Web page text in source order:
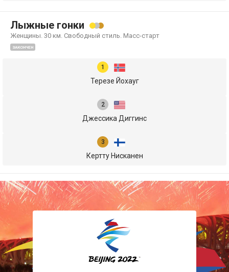
Лыжные гонки
Женщины. 30 км. Свободный стиль. Масс-старт
ЗАКОНЧЕН
Терезе Йохауг
Джессика Диггинс
Кертту Нисканен